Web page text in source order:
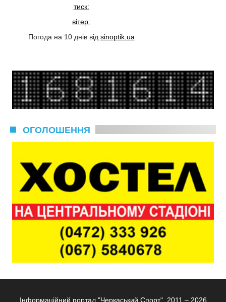
тиск:
вітер:
Погода на 10 днів від sinoptik.ua
ОГОЛОШЕННЯ
Інформаційний портал "Черкаський Спорт", 2011 – 2026